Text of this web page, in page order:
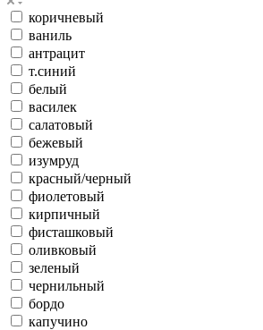
коричневый
ваниль
антрацит
т.синий
белый
василек
салатовый
бежевый
изумруд
красный/черный
фиолетовый
кирпичный
фисташковый
оливковый
зеленый
чернильный
бордо
капучино